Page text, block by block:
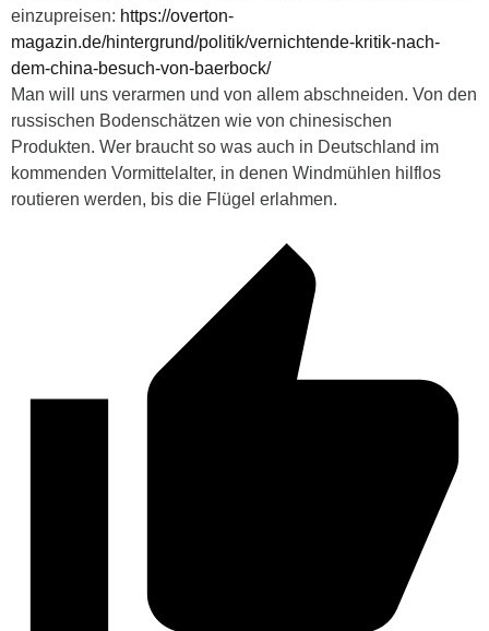
einzupreisen: https://overton-
magazin.de/hintergrund/politik/vernichtende-kritik-nach-
dem-china-besuch-von-baerbock/
Man will uns verarmen und von allem abschneiden. Von den
russischen Bodenschätzen wie von chinesischen
Produkten. Wer braucht so was auch in Deutschland im
kommenden Vormittelalter, in denen Windmühlen hilflos
routieren werden, bis die Flügel erlahmen.